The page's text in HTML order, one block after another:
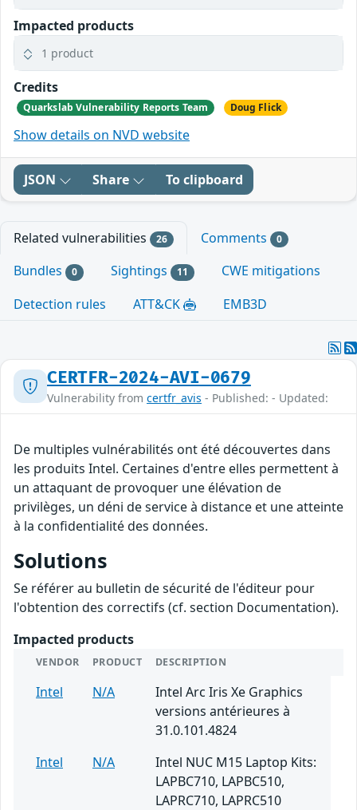
Impacted products
1 product
Credits
Quarkslab Vulnerability Reports Team Doug Flick
Show details on NVD website
JSON Share To clipboard
Related vulnerabilities 26 Comments 0
Bundles 0 Sightings 11
CWE mitigations
Detection rules
ATT&CK EMB3D
CERTFR-2024-AVI-0679
Vulnerability from certfr_avis - Published: - Updated:
De multiples vulnérabilités ont été découvertes dans
les produits Intel. Certaines d'entre elles permettent à
un attaquant de provoquer une élévation de
privilèges, un déni de service à distance et une atteinte
à la confidentialité des données.
Solutions
Se référer au bulletin de sécurité de l'éditeur pour
l'obtention des correctifs (cf. section Documentation).
Impacted products
VENDOR PRODUCT DESCRIPTION
Intel N/A
Intel Arc Iris Xe Graphics
versions antérieures à
31.0.101.4824
Intel
N/A
Intel NUC M15 Laptop Kits:
LAPBC710, LAPBC510,
LAPRC710, LAPRC510